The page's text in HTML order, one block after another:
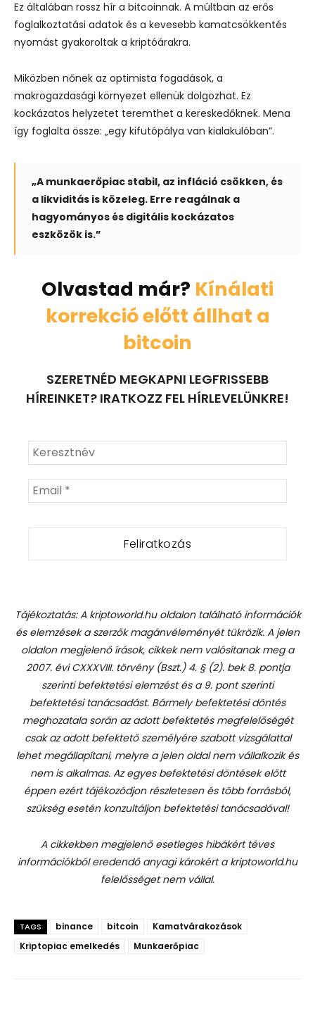
Ez általában rossz hír a bitcoinnak. A múltban az erős
foglalkoztatási adatok és a kevesebb kamatcsökkentés
nyomást gyakoroltak a kriptóárakra.
Miközben nőnek az optimista fogadások, a
makrogazdasági környezet ellenük dolgozhat. Ez
kockázatos helyzetet teremthet a kereskedőknek. Mena
így foglalta össze: „egy kifutópálya van kialakulóban”.
„A munkaerőpiac stabil, az infláció csökken, és
a likviditás is közeleg. Erre reagálnak a
hagyományos és digitális kockázatos
eszközök is.”
Olvastad már? Kínálati
korrekció előtt állhat a
bitcoin
SZERETNÉD MEGKAPNI LEGFRISSEBB
HÍREINKET? IRATKOZZ FEL HÍRLEVELÜNKRE!
Tájékoztatás: A kriptoworld.hu oldalon található információk
és elemzések a szerzők magánvéleményét tükrözik. A jelen
oldalon megjelenő írások, cikkek nem valósítanak meg a
2007. évi CXXXVIII. törvény (Bszt.) 4. § (2). bek 8. pontja
szerinti befektetési elemzést és a 9. pont szerinti
befektetési tanácsadást. Bármely befektetési döntés
meghozatala során az adott befektetés megfelelőségét
csak az adott befektető személyére szabott vizsgálattal
lehet megállapítani, melyre a jelen oldal nem vállalkozik és
nem is alkalmas. Az egyes befektetési döntések előtt
éppen ezért tájékozódjon részletesen és több forrásból,
szükség esetén konzultáljon befektetési tanácsadóval!
A cikkekben megjelenő esetleges hibákért téves
információkból eredendő anyagi károkért a kriptoworld.hu
felelősséget nem vállal.
TAGS binance bitcoin
Kamatvárakozások
Kriptopiac emelkedés
Munkaerőpiac